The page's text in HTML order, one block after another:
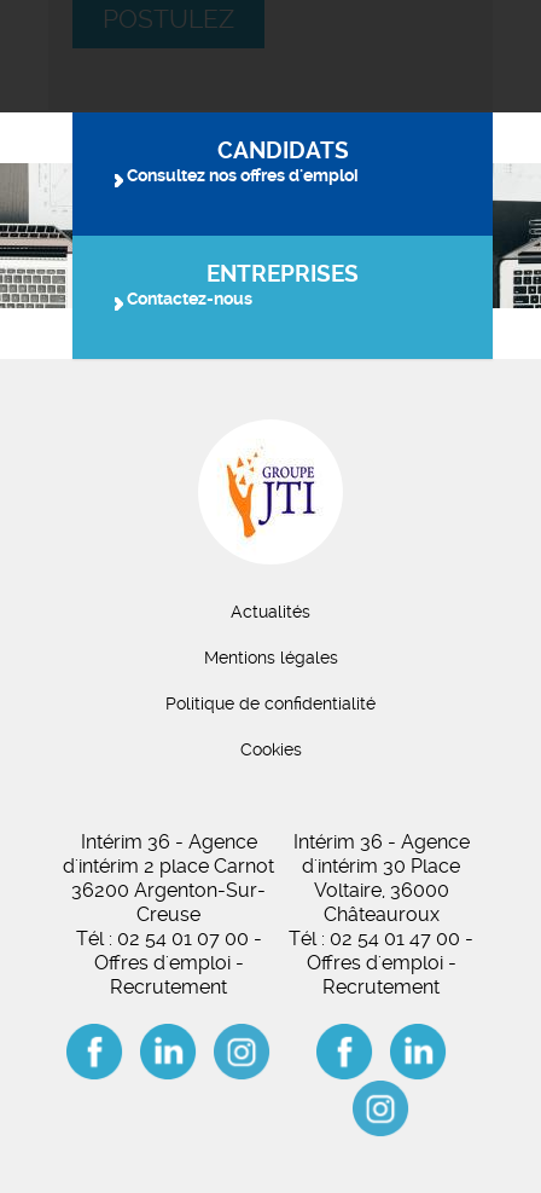
POSTULEZ
CANDIDATS
Consultez nos offres d'emploi
ENTREPRISES
Contactez-nous
Actualités
Mentions légales
Politique de confidentialité
Cookies
Intérim 36 - Agence
d'intérim 2 place Carnot
36200 Argenton-Sur-
Creuse
Tél : 02 54 01 07 00 -
Offres d'emploi -
Recrutement
Intérim 36 - Agence
d'intérim 30 Place
Voltaire, 36000
Châteauroux
Tél : 02 54 01 47 00 -
Offres d'emploi -
Recrutement